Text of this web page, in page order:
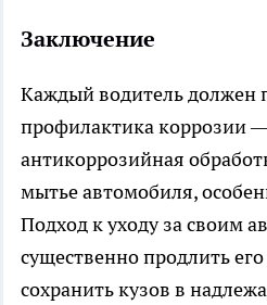
Заключение
Каждый водитель должен
профилактика коррозии
антикоррозийная
мытье автомобиля,
Подход к уходу за своим
существенно продлить
сохранить кузов в